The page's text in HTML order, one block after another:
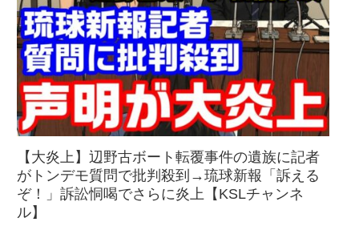
【大炎上】辺野古ボート転覆事件の遺族に記者
がトンデモ質問で批判殺到→琉球新報「訴える
ぞ！」訴訟恫喝でさらに炎上【KSLチャンネ
ル】